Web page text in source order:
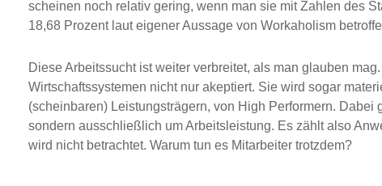
scheinen noch relativ gering, wenn man sie mit Zahlen des
18,68 Prozent laut eigener Aussage von Workaholism
Diese Arbeitssucht ist weiter verbreitet, als man glauben
Wirtschaftssystemen nicht nur akeptiert. Sie wird sogar
(scheinbaren) Leistungsträgern, von High Performern.
sondern ausschließlich um Arbeitsleistung. Es zählt also
wird nicht betrachtet. Warum tun es Mitarbeiter trotzdem?